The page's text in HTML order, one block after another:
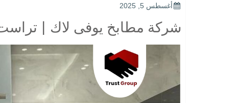
تصميم
يلمع
نظرة”
POSTED
أغسطس 5, 2025
شركة مطابخ يوفى لاك |